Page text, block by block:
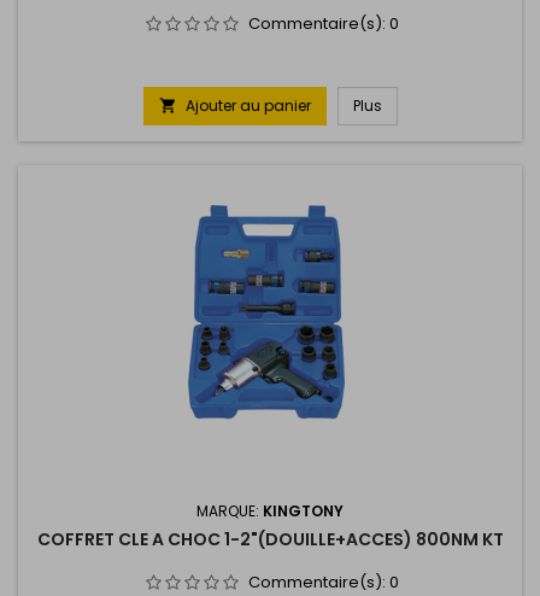
Commentaire(s): 0
 Ajouter au panier Plus
MARQUE: KINGTONY
COFFRET CLE A CHOC 1-2"(DOUILLE+ACCES) 800NM KT
Commentaire(s): 0